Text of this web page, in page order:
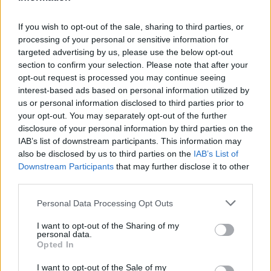
If you wish to opt-out of the sale, sharing to third parties, or
processing of your personal or sensitive information for
targeted advertising by us, please use the below opt-out
section to confirm your selection. Please note that after your
opt-out request is processed you may continue seeing
interest-based ads based on personal information utilized by
us or personal information disclosed to third parties prior to
your opt-out. You may separately opt-out of the further
disclosure of your personal information by third parties on the
IAB’s list of downstream participants. This information may
also be disclosed by us to third parties on the IAB’s List of
Downstream Participants that may further disclose it to other
Personal Data Processing Opt Outs
I want to opt-out of the Sharing of my
personal data.
Opted In
I want to opt-out of the Sale of my
Rebild Kommune har den højeste andel af borgere
med demens, mens Jammerbugt Kommune har
den laveste.
Det skriver FOA i en pressemeddelelse.
Samtidig advarer FOA om, at det stigende antal
borgere med demens lægger et voksende pres på
ældreplejen.
- På landets plejehjem lever omkring to ud af tre
beboere i dag med en demenssygdom. Det stiller
mulighederne for at skabe en tryg hverdag for alle
beboere, siger Tanja Nielsen, formand for Social-
og Sundhedssektoren i FOA.
Vis mere
Del artikel
Kategorier
Events
Aktuelt